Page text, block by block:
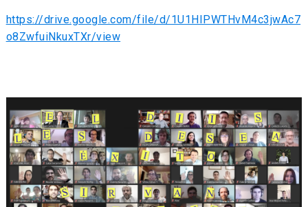
https://drive.google.com/file/d/1U1HIPWTHvM4c3jwAc7
o8ZwfuiNkuxTXr/view